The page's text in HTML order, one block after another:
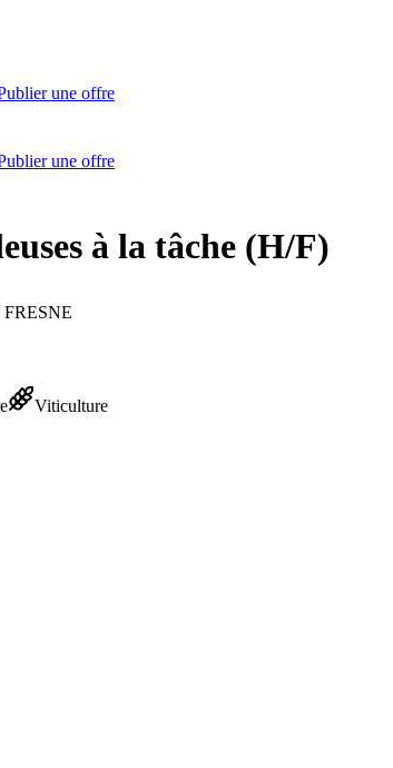
une offre
une offre
à la tâche (H/F)
Viticulture